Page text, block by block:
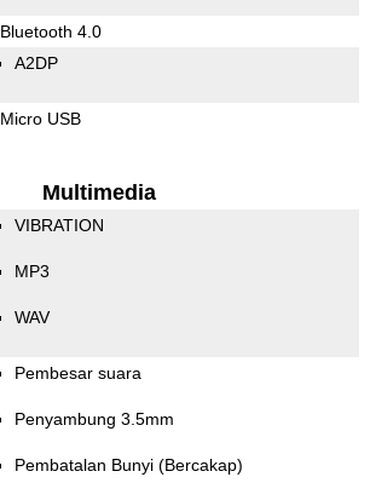
Bluetooth 4.0
A2DP
Micro USB
Multimedia
VIBRATION
MP3
WAV
Pembesar suara
Penyambung 3.5mm
Pembatalan Bunyi (Bercakap)